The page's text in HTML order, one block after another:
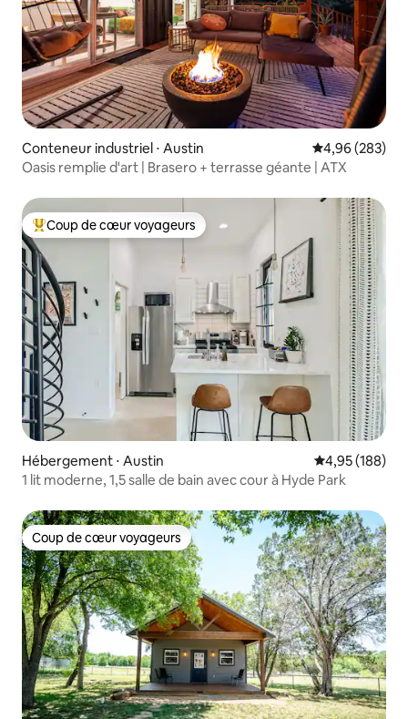
Conteneur industriel ⋅ Austin Évaluation
4,96 (283)
Oasis remplie d'art | Brasero + terrasse géante | ATX
Coups de cœur voyageurs les plus appréciés
Coup de cœur voyageurs
Hébergement ⋅ Austin Évaluation
4,95 (188)
1 lit moderne, 1,5 salle de bain avec cour à Hyde Park
Coup de cœur voyageurs
Coup de cœur voyageurs